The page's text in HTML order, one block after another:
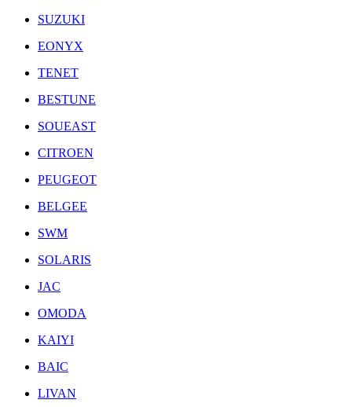
SUZUKI
EONYX
TENET
BESTUNE
SOUEAST
CITROEN
PEUGEOT
BELGEE
SWM
SOLARIS
JAC
OMODA
KAIYI
BAIC
LIVAN